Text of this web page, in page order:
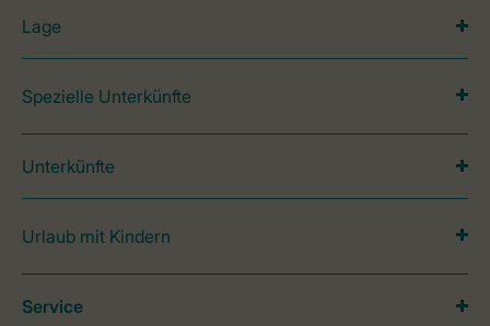
Lage
Spezielle Unterkünfte
Unterkünfte
Urlaub mit Kindern
Service